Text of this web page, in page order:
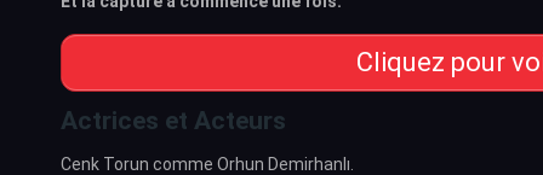
Cliquez pour
Actrices et Acteurs
Cenk Torun comme Orhun Demirhanlı.